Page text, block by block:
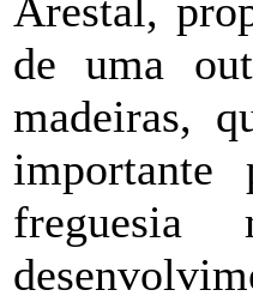
Arestal,
de uma
madeiras,